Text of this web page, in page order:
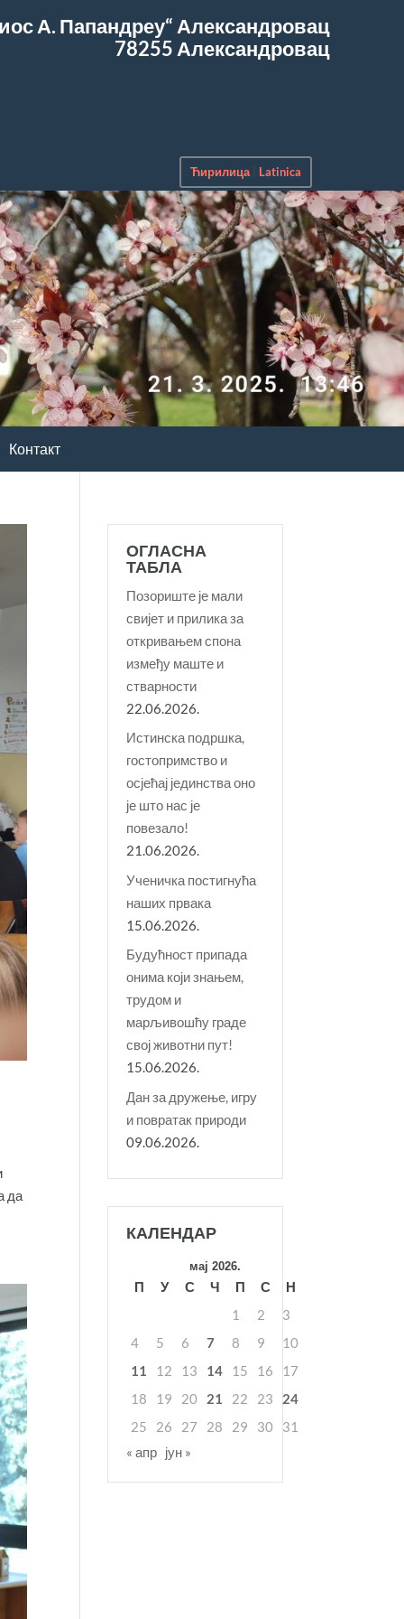
А. Папандреу“ Александровац
78255 Александровац
Ћирилица| Latinica
Контакт
да
ОГЛАСНА
ТАБЛА
Позориште је мали
свијет и прилика за
откривањем спона
између маште и
стварности
22.06.2026.
Истинска подршка,
гостопримство и
осјећај јединства оно
је што нас је
повезало!
21.06.2026.
Ученичка постигнућа
наших првака
15.06.2026.
Будућност припада
онима који знањем,
трудом и
марљивошћу граде
свој животни пут!
15.06.2026.
Дан за дружење, игру
и повратак природи
09.06.2026.
КАЛЕНДАР
мај 2026.
П У С Ч П С
Н
1
2
3
4
5 6 7 8 9
10
11
12 13 14 15 16
17
18
19 20 21 22 23
24
25
26 27 28 29 30
31
« апр јун »